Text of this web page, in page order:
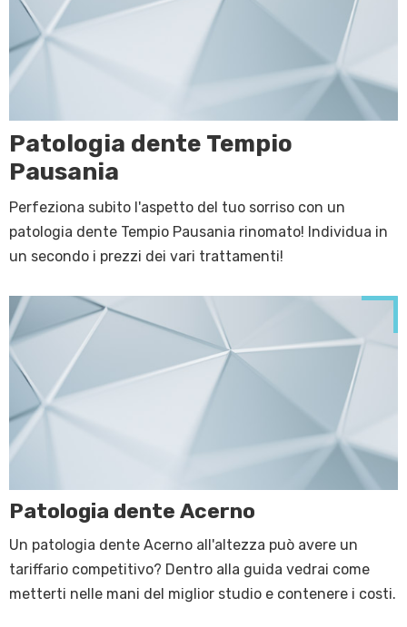
Patologia dente Tempio
Pausania
Perfeziona subito l'aspetto del tuo sorriso con un
patologia dente Tempio Pausania rinomato! Individua in
un secondo i prezzi dei vari trattamenti!
Patologia dente Acerno
Un patologia dente Acerno all'altezza può avere un
tariffario competitivo? Dentro alla guida vedrai come
metterti nelle mani del miglior studio e contenere i costi.